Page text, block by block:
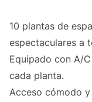
10 plantas de
espectaculares a
Equipado con A/
cada planta.
Acceso cómodo